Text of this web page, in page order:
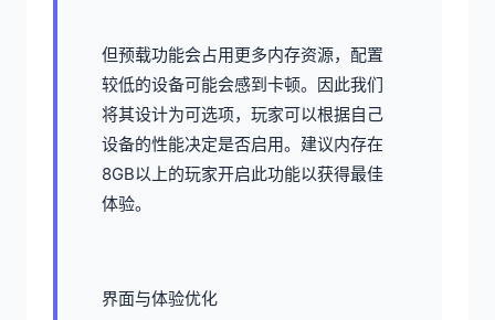
但预载功能会占用更多内存资源，配置
较低的设备可能会感到卡顿。因此我们
将其设计为可选项，玩家可以根据自己
设备的性能决定是否启用。建议内存在
8GB以上的玩家开启此功能以获得最佳
体验。
界面与体验优化